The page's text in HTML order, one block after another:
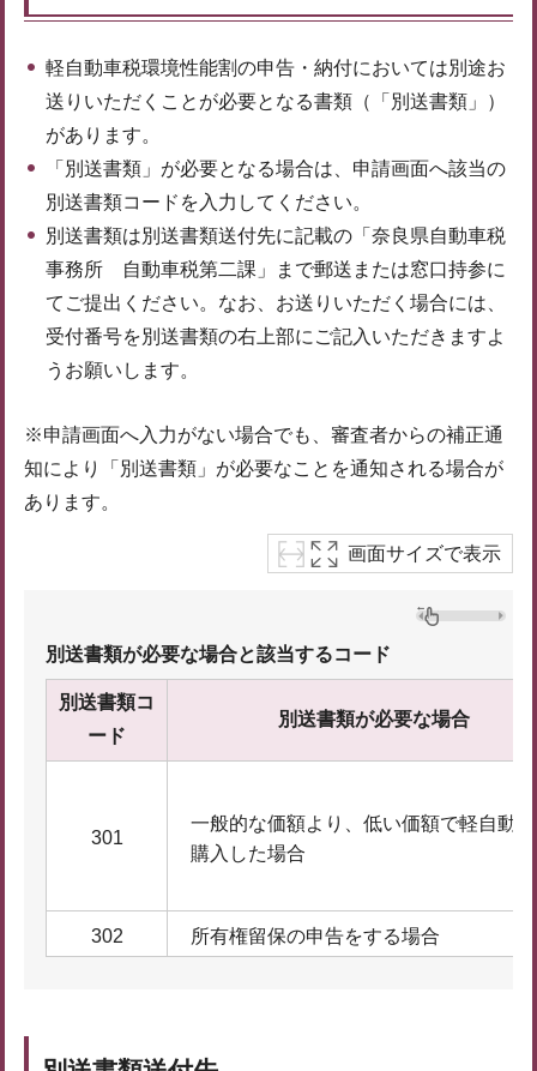
軽自動車税環境性能割の申告・納付においては別途お
送りいただくことが必要となる書類（「別送書類」）
があります。
「別送書類」が必要となる場合は、申請画面へ該当の
別送書類コードを入力してください。
別送書類は別送書類送付先に記載の「奈良県自動車税
事務所 自動車税第二課」まで郵送または窓口持参に
てご提出ください。なお、お送りいただく場合には、
受付番号を別送書類の右上部にご記入いただきますよ
うお願いします。
※申請画面へ入力がない場合でも、審査者からの補正通
知により「別送書類」が必要なことを通知される場合が
あります。
画面サイズで表示
別送書類が必要な場合と該当するコード
別送書類コ
ード
別送書類が必要な場合
301
一般的な価額より、低い価額で軽自動
購入した場合
302 所有権留保の申告をする場合